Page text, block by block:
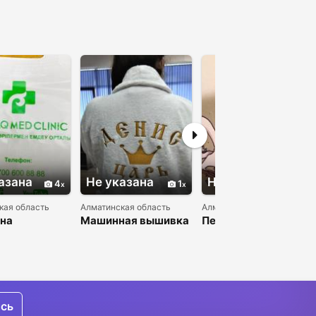
4
область
Не указана 1
Алматинская область
Машинная вышивка
Не указана
Алматинская область
Печать на кружках